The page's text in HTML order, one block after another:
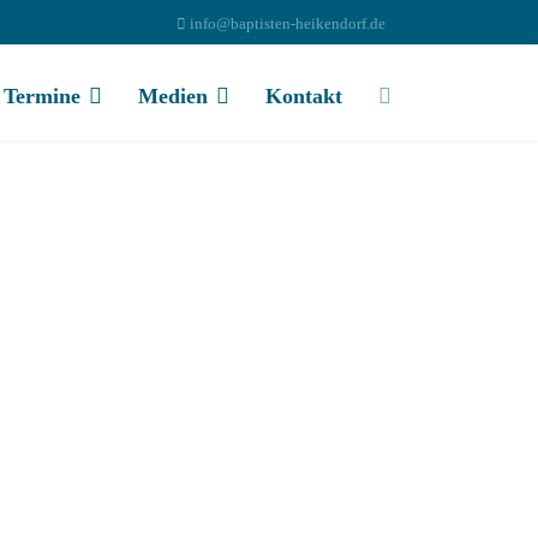
info@baptisten-heikendorf.de
Termine Medien Kontakt